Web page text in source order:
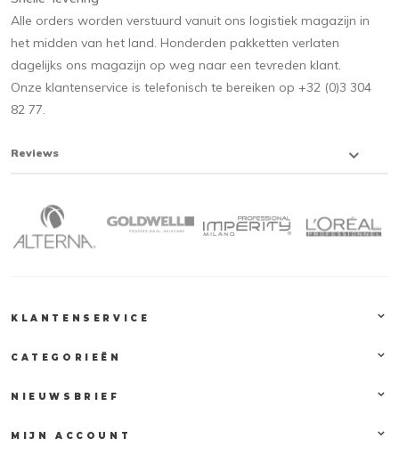
Alle orders worden verstuurd vanuit ons logistiek magazijn in
het midden van het land. Honderden pakketten verlaten
dagelijks ons magazijn op weg naar een tevreden klant.
Onze klantenservice is telefonisch te bereiken op +32 (0)3 304
82 77.
Reviews
KLANTENSERVICE
CATEGORIEËN
NIEUWSBRIEF
MIJN ACCOUNT